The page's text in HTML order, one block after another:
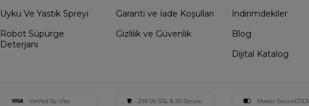
Uyku Ve Yastık Spreyi
Robot Süpürge
Deterjanı
Garanti ve İade Koşulları
Gizlilik ve Güvenlik
İndirimdekiler
Blog
Dijital Katalog